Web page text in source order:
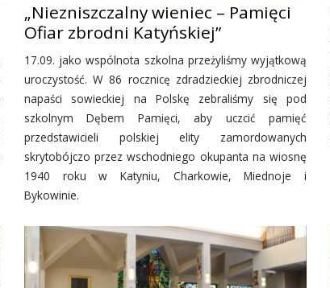
„Niezniszczalny wieniec – Pamięci
Ofiar zbrodni Katyńskiej”
17.09. jako wspólnota szkolna przeżyliśmy wyjątkową
uroczystość. W 86 rocznicę zdradzieckiej zbrodniczej
napaści sowieckiej na Polskę zebraliśmy się pod
szkolnym Dębem Pamięci, aby uczcić pamięć
przedstawicieli polskiej elity zamordowanych
skrytobójczo przez wschodniego okupanta na wiosnę
1940 roku w Katyniu, Charkowie, Miednoje i
Bykowinie.